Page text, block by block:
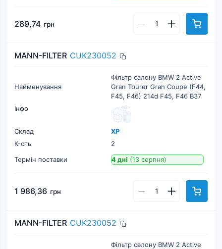
289,74 грн
MANN-FILTER CUK230052
Найменування
Фільтр салону BMW 2 Active
Gran Tourer Gran Coupe (F44,
F45, F46) 214d F45, F46 B37
Інфо
Склад
ХР
К-cть
2
Термін поставки
4 дні (13 серпня)
1 986,36 грн
MANN-FILTER CUK230052
Фільтр салону BMW 2 Active